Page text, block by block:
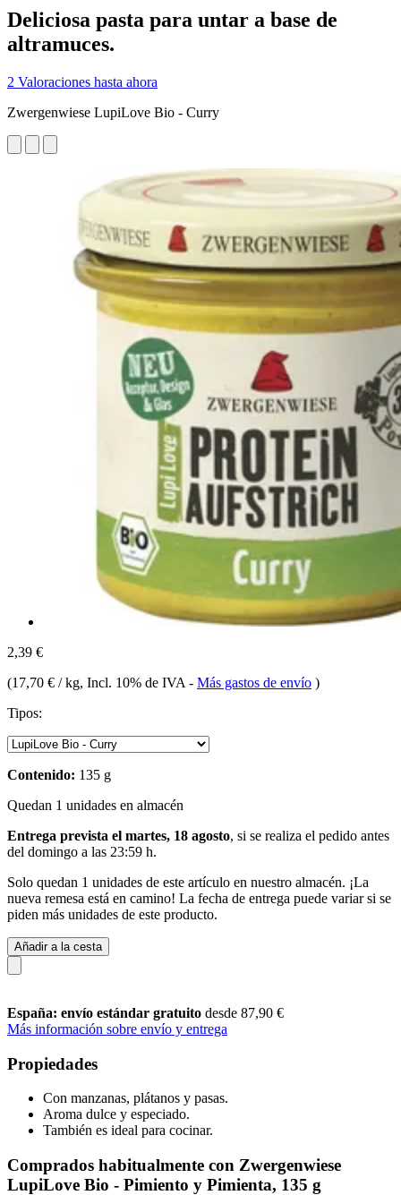
Deliciosa pasta para untar a base de
altramuces.
2 Valoraciones hasta ahora
Zwergenwiese LupiLove Bio - Curry
2,39 €
(17,70 € / kg, Incl. 10% de IVA - Más gastos de envío )
Tipos:
Contenido: 135 g
Quedan 1 unidades en almacén
Entrega prevista el martes, 18 agosto, si se realiza el pedido antes
del domingo a las 23:59 h.
Solo quedan 1 unidades de este artículo en nuestro almacén. ¡La
nueva remesa está en camino! La fecha de entrega puede variar si se
piden más unidades de este producto.
Añadir a la cesta
España: envío estándar gratuito desde 87,90 €
Más información sobre envío y entrega
Propiedades
Con manzanas, plátanos y pasas.
Aroma dulce y especiado.
También es ideal para cocinar.
Comprados habitualmente con Zwergenwiese
LupiLove Bio - Pimiento y Pimienta, 135 g